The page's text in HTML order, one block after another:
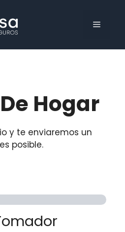
MENÚ
Hogar
y te enviaremos un
posible.